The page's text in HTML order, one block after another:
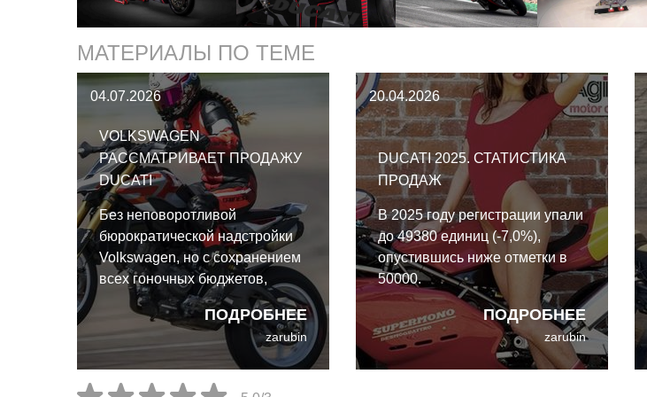
МАТЕРИАЛЫ ПО ТЕМЕ
04.07.2026
VOLKSWAGEN
РАССМАТРИВАЕТ ПРОДАЖУ
DUCATI
ПОДРОБНЕЕ
Без неповоротливой
бюрократической надстройки
Volkswagen, но с сохранением
всех гоночных бюджетов,
Ducati вполне способна
расцвести как независимый
игрок.
zarubin
20.04.2026
DUCATI 2025. СТАТИСТИКА
ПРОДАЖ
ПОДРОБНЕЕ
В 2025 году регистрации упали
до 49380 единиц (-7,0%),
опустившись ниже отметки в
50000.
zarubin